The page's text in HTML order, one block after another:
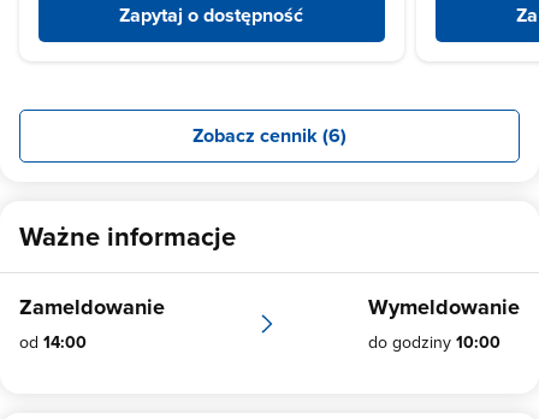
Zapytaj o dostępność
Zobacz cennik (6)
Ważne informacje
Zameldowanie
od 14:00
Wymeldowanie
do godziny 10:00